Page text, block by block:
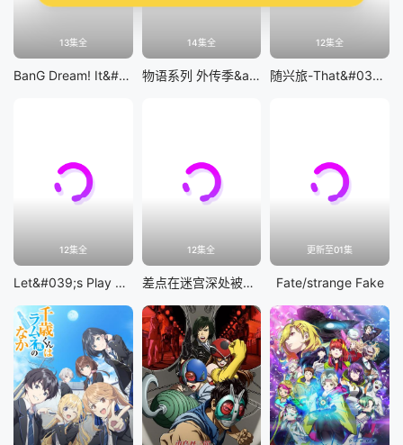
13集全
BanG Dream! It&#039;s MyGO!!!!!
14集全
物语系列 外传季&amp;怪物季
12集全
随兴旅-That&#039;s Journey-
12集全
Let&#039;s Play 充满挑战的人生
12集全
差点在迷宫深处被信任的伙伴杀掉，但靠着天赐技能「无限扭蛋」获得等级9999的伙伴，我要向前队友和世界展开复仇&amp;「给他们好看！」
更新至01集
Fate/strange Fake